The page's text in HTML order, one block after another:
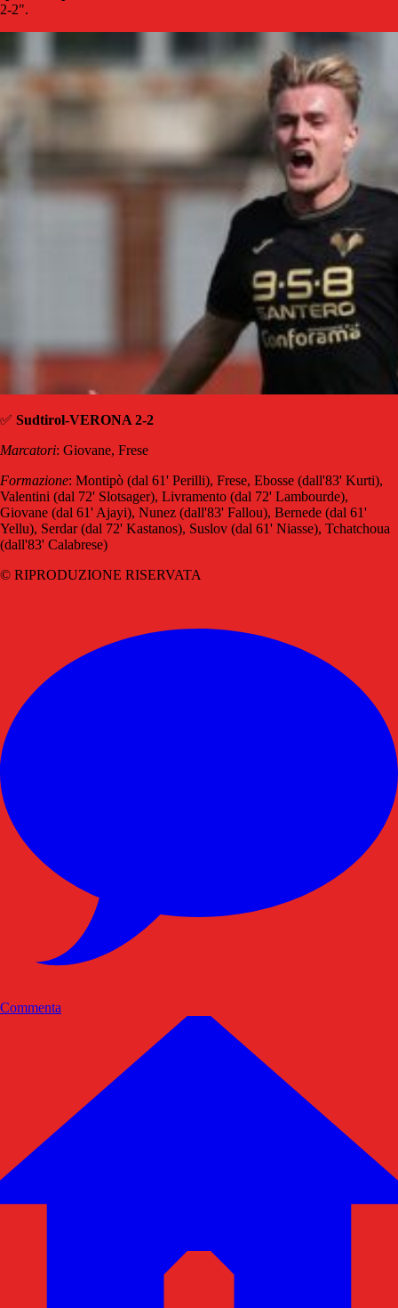
2-2".
✅ Sudtirol-VERONA 2-2
Marcatori: Giovane, Frese
Formazione: Montipò (dal 61' Perilli), Frese, Ebosse (dall'83' Kurti),
Valentini (dal 72' Slotsager), Livramento (dal 72' Lambourde),
Giovane (dal 61' Ajayi), Nunez (dall'83' Fallou), Bernede (dal 61'
Yellu), Serdar (dal 72' Kastanos), Suslov (dal 61' Niasse), Tchatchoua
(dall'83' Calabrese)
© RIPRODUZIONE RISERVATA
Commenta